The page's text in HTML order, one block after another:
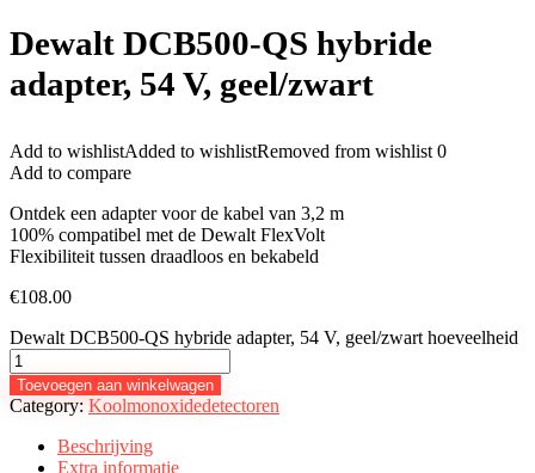
Dewalt DCB500-QS hybride
adapter, 54 V, geel/zwart
Add to wishlistAdded to wishlistRemoved from wishlist 0
Add to compare
Ontdek een adapter voor de kabel van 3,2 m
100% compatibel met de Dewalt FlexVolt
Flexibiliteit tussen draadloos en bekabeld
€108.00
Dewalt DCB500-QS hybride adapter, 54 V, geel/zwart hoeveelheid
Toevoegen aan winkelwagen
Category: Koolmonoxidedetectoren
Beschrijving
Extra informatie